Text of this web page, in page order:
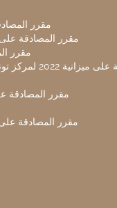
2025 مقرر
مقرر المصادقة على
مقرر
مقرر المصادقة
مقرر المصادقة على
مقرر المصادقة على